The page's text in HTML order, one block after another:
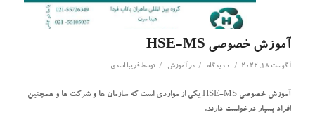
آموزش خصوصی HSE-MS
آگوست 18, 2022 / 0 دیدگاه / در آموزش / توسط فریبا اسدی
آموزش خصوصی HSE-MS یکی از مواردی است که سازمان ها و شرکت ها و همچنین
افراد بسیار درخواست دارند.